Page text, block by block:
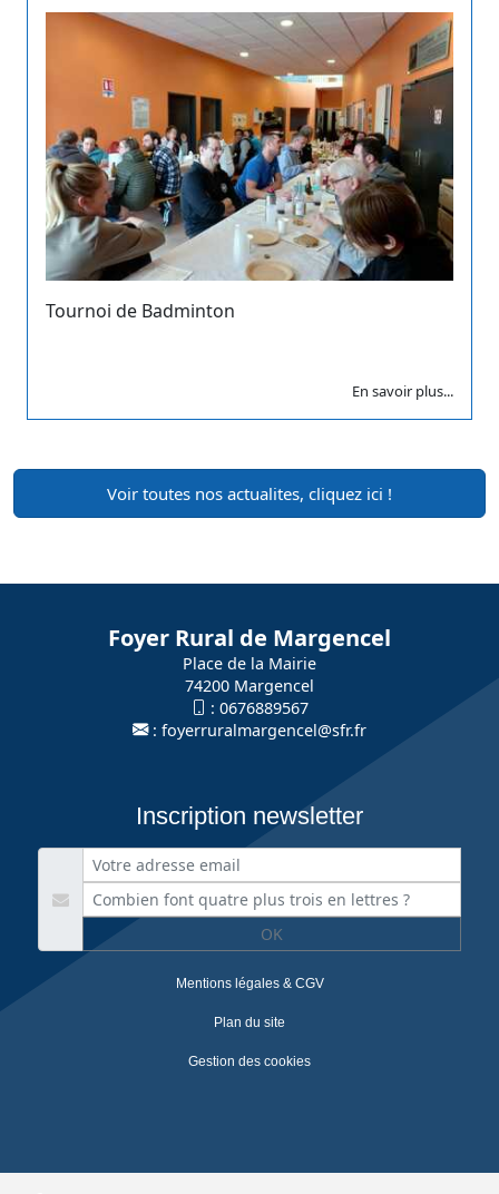
Tournoi de Badminton
En savoir plus...
Voir toutes nos actualites, cliquez ici !
Foyer Rural de Margencel
Place de la Mairie
74200 Margencel
: 0676889567
: foyerruralmargencel@sfr.fr
Inscription newsletter
OK
Mentions légales & CGV
Plan du site
Gestion des cookies